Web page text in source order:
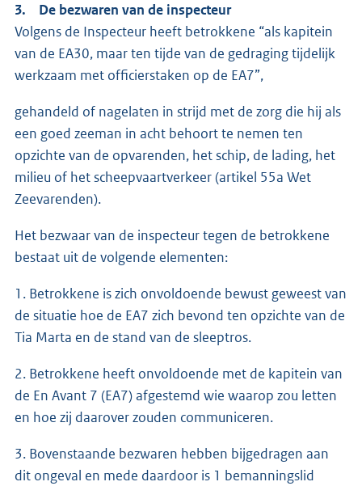
3. De bezwaren van de inspecteur
Volgens de Inspecteur heeft betrokkene “als kapitein
van de EA30, maar ten tijde van de gedraging tijdelijk
werkzaam met officierstaken op de EA7”,
gehandeld of nagelaten in strijd met de zorg die hij als
een goed zeeman in acht behoort te nemen ten
opzichte van de opvarenden, het schip, de lading, het
milieu of het scheepvaartverkeer (artikel 55a Wet
Zeevarenden).
Het bezwaar van de inspecteur tegen de betrokkene
bestaat uit de volgende elementen:
1. Betrokkene is zich onvoldoende bewust geweest van
de situatie hoe de EA7 zich bevond ten opzichte van de
Tia Marta en de stand van de sleeptros.
2. Betrokkene heeft onvoldoende met de kapitein van
de En Avant 7 (EA7) afgestemd wie waarop zou letten
en hoe zij daarover zouden communiceren.
3. Bovenstaande bezwaren hebben bijgedragen aan
dit ongeval en mede daardoor is 1 bemanningslid